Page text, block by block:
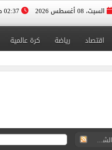
السبت، 08 أغسطس 2026
اقتصاد رياضة كرة عالمية